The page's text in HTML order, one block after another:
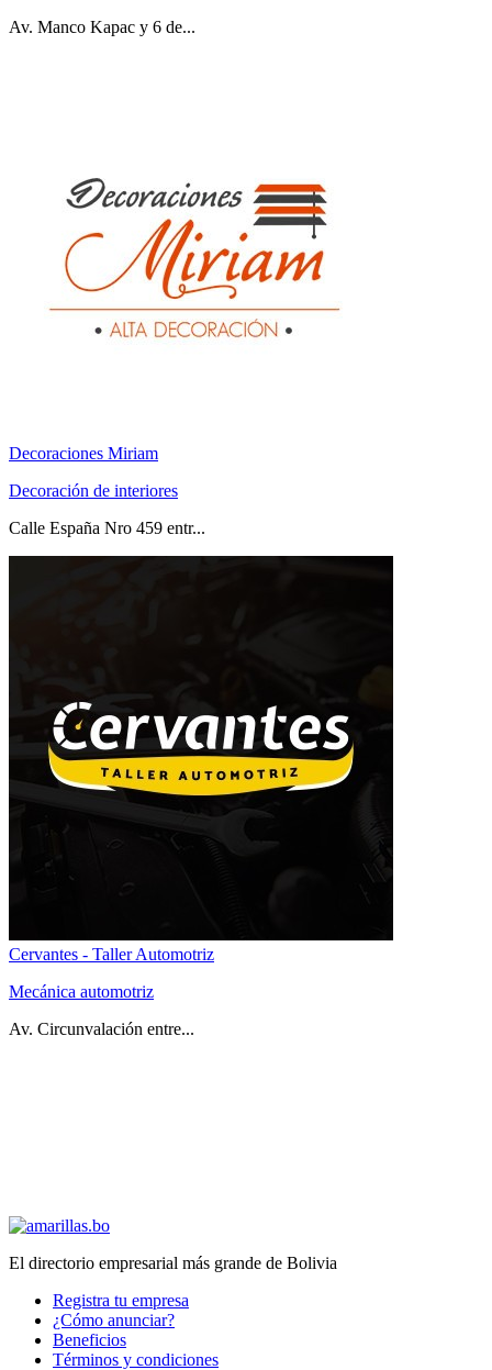
Av. Manco Kapac y 6 de...
Decoraciones Miriam
Decoración de interiores
Calle España Nro 459 entr...
Cervantes - Taller Automotriz
Mecánica automotriz
Av. Circunvalación entre...
El directorio empresarial más grande de Bolivia
Registra tu empresa
¿Cómo anunciar?
Beneficios
Términos y condiciones